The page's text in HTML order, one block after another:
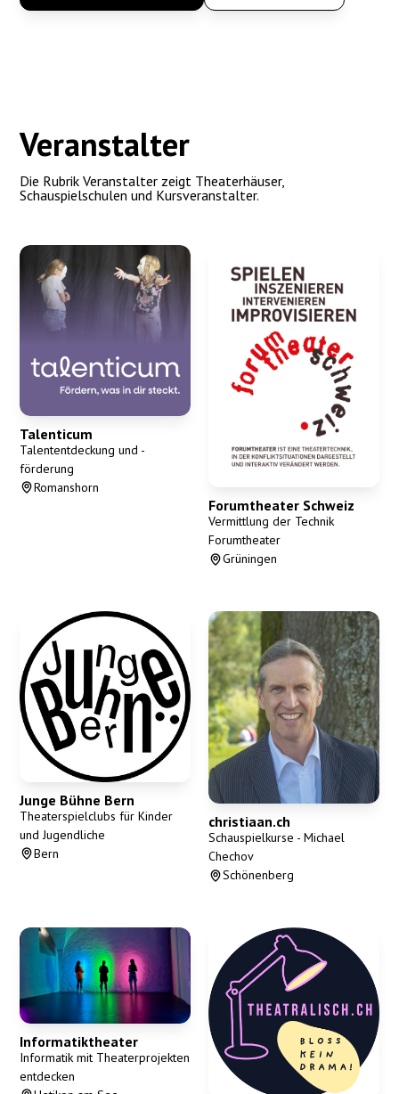
Veranstalter
Die Rubrik Veranstalter zeigt Theaterhäuser,
Schauspielschulen und Kursveranstalter.
Talenticum
Talententdeckung und -
förderung
Romanshorn
Forumtheater Schweiz
Vermittlung der Technik
Forumtheater
Grüningen
Junge Bühne Bern
Theaterspielclubs für Kinder
und Jugendliche
Bern
christiaan.ch
Schauspielkurse - Michael
Chechov
Schönenberg
Informatiktheater
Informatik mit Theaterprojekten
entdecken